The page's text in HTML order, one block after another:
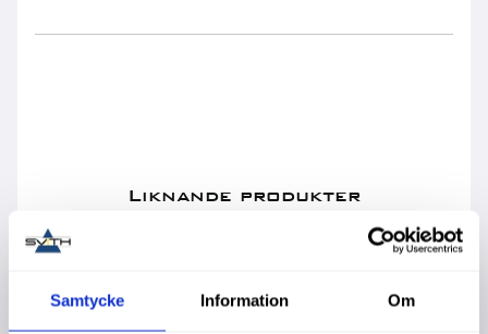
Samtycke Information Om
Liknande produkter